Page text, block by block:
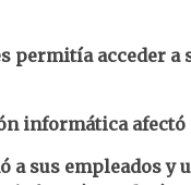
permitía acceder
informática afectó
a sus empleados y